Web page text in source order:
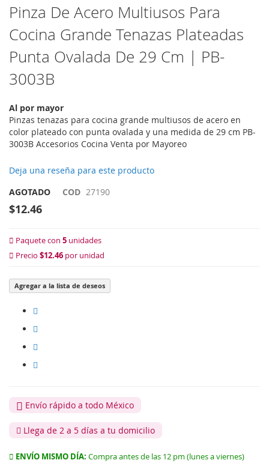
Saltar
al
comienzo
de
la
de
Pinza De Acero Multiusos Para
Cocina Grande Tenazas Plateadas
Punta Ovalada De 29 Cm | PB-
3003B
Al por mayor
Pinzas tenazas para cocina grande multiusos de acero en
color plateado con punta ovalada y una medida de 29 cm PB-
3003B Accesorios Cocina Venta por Mayoreo
Deja una reseña para este producto
AGOTADO
COD 27190
$12.46
Paquete con 5 unidades
Precio $12.46 por unidad
Agregar a la lista de deseos
Envío rápido a todo México
Llega de 2 a 5 días a tu domicilio
ENVÍO MISMO DÍA: Compra antes de las 12 pm (lunes a viernes)